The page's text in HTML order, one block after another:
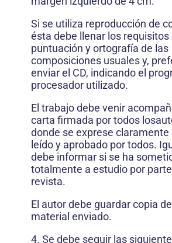
Si se utiliza reproducción de
ésta debe llenar los requisitos
puntuación y ortografía de las
composiciones usuales y,
enviar el CD, indicando el
procesador utilizado.
El trabajo debe venir
carta firmada por todos
donde se exprese claramente
leído y aprobado por todos.
debe informar si se ha
totalmente a estudio por
revista.
El autor debe guardar copia
material enviado.
4. Se debe seguir las